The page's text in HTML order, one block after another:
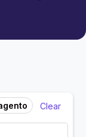
Clear